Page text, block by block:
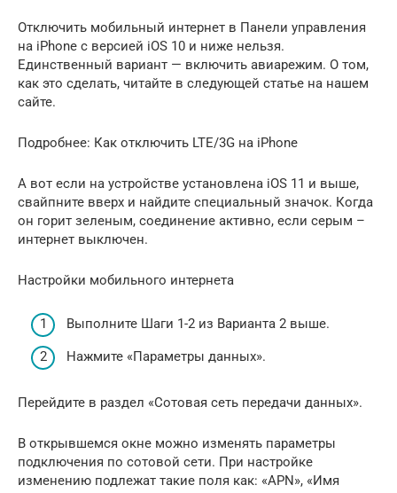
Отключить мобильный интернет в Панели управления
на iPhone с версией iOS 10 и ниже нельзя.
Единственный вариант — включить авиарежим. О том,
как это сделать, читайте в следующей статье на нашем
сайте.
Подробнее: Как отключить LTE/3G на iPhone
А вот если на устройстве установлена iOS 11 и выше,
свайпните вверх и найдите специальный значок. Когда
он горит зеленым, соединение активно, если серым –
интернет выключен.
Настройки мобильного интернета
Выполните Шаги 1-2 из Варианта 2 выше.
Нажмите «Параметры данных».
Перейдите в раздел «Сотовая сеть передачи данных».
В открывшемся окне можно изменять параметры
подключения по сотовой сети. При настройке
изменению подлежат такие поля как: «APN», «Имя